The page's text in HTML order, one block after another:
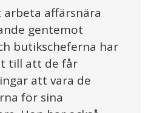
arbeta affärsnära
gentemot
butikscheferna har
till att de får
att vara de
för sina